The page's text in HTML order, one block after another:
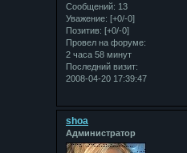
Сообщений: 13
Уважение: [+0/-0]
Позитив: [+0/-0]
Провел на форуме:
2 часа 58 минут
Последний визит:
2008-04-20 17:39:47
shoa
Администратор